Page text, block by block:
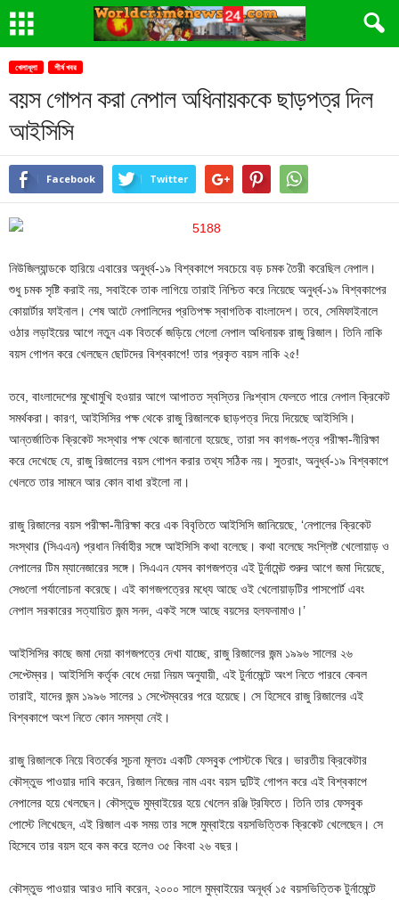
খেলাধূলা শীর্ষ খবর
বয়স গোপন করা নেপাল অধিনায়ককে ছাড়পত্র দিল
আইসিসি
Facebook Twitter
নিউজিল্যান্ডকে হারিয়ে এবারের অনুর্ধ্ব-১৯ বিশ্বকাপে সবচেয়ে বড় চমক তৈরী করেছিল নেপাল।
শুধু চমক সৃষ্টি করাই নয়, সবাইকে তাক লাগিয়ে তারাই নিশ্চিত করে নিয়েছে অনুর্ধ্ব-১৯ বিশ্বকাপের
কোয়ার্টার ফাইনাল। শেষ আটে নেপালিদের প্রতিপক্ষ স্বাগতিক বাংলাদেশ। তবে, সেমিফাইনালে
ওঠার লড়াইয়ের আগে নতুন এক বিতর্কে জড়িয়ে গেলো নেপাল অধিনায়ক রাজু রিজাল। তিনি নাকি
বয়স গোপন করে খেলছেন ছোটদের বিশ্বকাপে! তার প্রকৃত বয়স নাকি ২৫!
তবে, বাংলাদেশের মুখোমুখি হওয়ার আগে আপাতত স্বস্তির নিঃশ্বাস ফেলতে পারে নেপাল ক্রিকেট
সমর্থকরা। কারণ, আইসিসির পক্ষ থেকে রাজু রিজালকে ছাড়পত্র দিয়ে দিয়েছে আইসিসি।
আন্তর্জাতিক ক্রিকেট সংস্থার পক্ষ থেকে জানানো হয়েছে, তারা সব কাগজ-পত্র পরীক্ষা-নীরিক্ষা
করে দেখেছে যে, রাজু রিজালের বয়স গোপন করার তথ্য সঠিক নয়। সুতরাং, অনুর্ধ্ব-১৯ বিশ্বকাপে
খেলতে তার সামনে আর কোন বাধা রইলো না।
রাজু রিজালের বয়স পরীক্ষা-নীরিক্ষা করে এক বিবৃতিতে আইসিসি জানিয়েছে, ‘নেপালের ক্রিকেট
সংস্থার (সিএএন) প্রধান নির্বাহীর সঙ্গে আইসিসি কথা বলেছে। কথা বলেছে সংশ্লিষ্ট খেলোয়াড় ও
নেপালের টিম ম্যানেজারের সঙ্গে। সিএএন যেসব কাগজপত্র এই টুর্নামেন্ট শুরুর আগে জমা দিয়েছে,
সেগুলো পর্যালোচনা করেছে। এই কাগজপত্রের মধ্যে আছে ওই খেলোয়াড়টির পাসপোর্ট এবং
নেপাল সরকারের সত্যায়িত জন্ম সনদ, একই সঙ্গে আছে বয়সের হলফনামাও।’
আইসিসির কাছে জমা দেয়া কাগজপত্রে দেখা যাচ্ছে, রাজু রিজালের জন্ম ১৯৯৬ সালের ২৬
সেপ্টেম্বর। আইসিসি কর্তৃক বেধে দেয়া নিয়ম অনুযায়ী, এই টুর্নামেন্টে অংশ নিতে পারবে কেবল
তারাই, যাদের জন্ম ১৯৯৬ সালের ১ সেপ্টেম্বরের পরে হয়েছে। সে হিসেবে রাজু রিজালের এই
বিশ্বকাপে অংশ নিতে কোন সমস্যা নেই।
রাজু রিজালকে নিয়ে বিতর্কের সূচনা মূলতঃ একটি ফেসবুক পোস্টকে ঘিরে। ভারতীয় ক্রিকেটার
কৌস্তুভ পাওয়ার দাবি করেন, রিজাল নিজের নাম এবং বয়স দুটিই গোপন করে এই বিশ্বকাপে
নেপালের হয়ে খেলছেন। কৌস্তুভ মুম্বাইয়ের হয়ে খেলেন রঞ্জি ট্রফিতে। তিনি তার ফেসবুক
পোস্টে লিখেছেন, এই রিজাল এক সময় তার সঙ্গে মুম্বাইয়ে বয়সভিত্তিক ক্রিকেট খেলেছেন। সে
হিসেবে তার বয়স হবে কম করে হলেও ৩৫ কিংবা ২৬ বছর।
কৌস্তুভ পাওয়ার আরও দাবি করেন, ২০০০ সালে মুম্বাইয়ের অনূর্ধ্ব ১৫ বয়সভিত্তিক টুর্নামেন্টে